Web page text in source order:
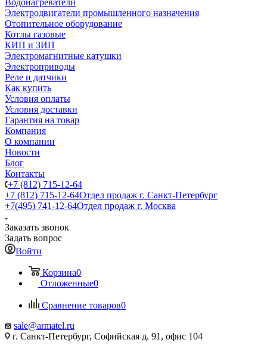
Водонагреватели
Электродвигатели промышленного назначения
Отопительное оборудование
Котлы газовые
КИП и ЗИП
Электромагнитные катушки
Электроприводы
Реле и датчики
Как купить
Условия оплаты
Условия доставки
Гарантия на товар
Компания
О компании
Новости
Блог
Контакты
+7 (812) 715-12-64
+7 (812) 715-12-64Отдел продаж г. Санкт-Петербург
+7(495) 741-12-64Отдел продаж г. Москва
Заказать звонок
Задать вопрос
Войти
Корзина0
Отложенные0
Сравнение товаров0
sale@armatel.ru
г. Санкт-Петербург, Софийская д. 91, офис 104